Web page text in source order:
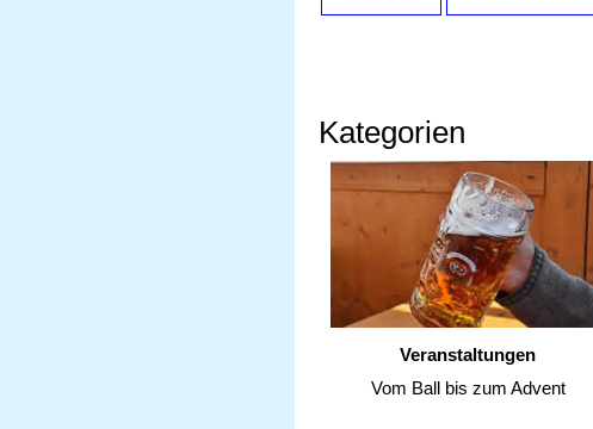
Kategorien
Veranstaltungen
Vom Ball bis zum Advent